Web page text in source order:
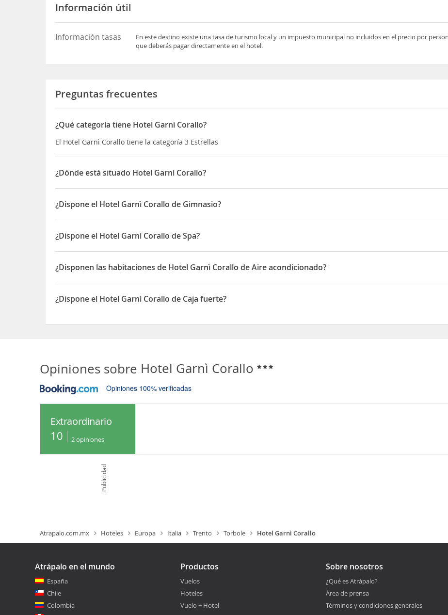
Información útil
Información tasas
En este destino existe una tasa de turismo local y un impuesto municipal no incluidos en el precio por
que deberás pagar directamente en el hotel.
Preguntas frecuentes
¿Qué categoría tiene Hotel Garnì Corallo?
El Hotel Garnì Corallo tiene la categoría 3 Estrellas
¿Dónde está situado Hotel Garnì Corallo?
El Hotel Garnì Corallo está situado en Via G. Matteotti 59
¿Dispone el Hotel Garnì Corallo de Gimnasio?
Sí, el Hotel Garnì Corallo dispone de Gimnasio
¿Dispone el Hotel Garnì Corallo de Spa?
Sí, el Hotel Garnì Corallo dispone de Spa
¿Disponen las habitaciones de Hotel Garnì Corallo de Aire acondicionado?
Sí, las habitaciones del Hotel Garnì Corallo disponen de Aire acondicionado
¿Dispone el Hotel Garnì Corallo de Caja fuerte?
Opiniones sobre Hotel Garnì Corallo
Opiniones 100% verificadas
Extraordinario
10 2 opiniones
Publicidad
Atrapalo.com.mx Hoteles Europa Italia Trento Torbole Hotel Garnì Corallo
Atrápalo en el mundo
España
Chile
Colombia
Productos
Vuelos
Hoteles
Vuelo + Hotel
Sobre nosotros
¿Qué es Atrápalo?
Área de prensa
Términos y condiciones generales